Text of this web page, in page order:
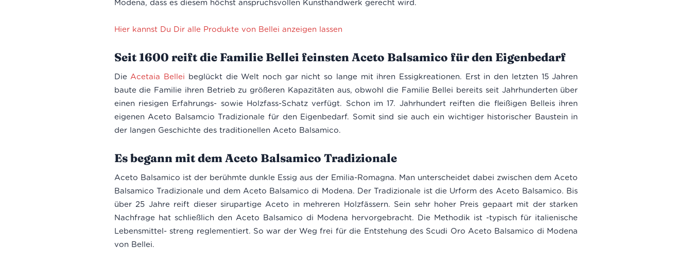
Modena, dass es diesem höchst anspruchsvollen Kunsthandwerk gerecht wird.
Hier kannst Du Dir alle Produkte von Bellei anzeigen lassen
Seit 1600 reift die Familie Bellei feinsten Aceto Balsamico für den Eigenbedarf
DieAcetaia Bellei beglückt die Welt noch gar nicht so lange mit ihren Essigkreationen. Erst in den letzten 15 Jahren
baute die Familie ihren Betrieb zu größeren Kapazitäten aus, obwohl die Familie Bellei bereits seit Jahrhunderten über
einen riesigen Erfahrungs- sowie Holzfass-Schatz verfügt. Schon im 17. Jahrhundert reiften die fleißigen Belleis ihren
eigenen Aceto Balsamcio Tradizionale für den Eigenbedarf. Somit sind sie auch ein wichtiger historischer Baustein in
der langen Geschichte des traditionellen Aceto Balsamico.
Es begann mit dem Aceto Balsamico Tradizionale
Aceto Balsamico ist der berühmte dunkle Essig aus der Emilia-Romagna. Man unterscheidet dabei zwischen dem Aceto
Balsamico Tradizionale und dem Aceto Balsamico di Modena. Der Tradizionale ist die Urform des Aceto Balsamico. Bis
über 25 Jahre reift dieser sirupartige Aceto in mehreren Holzfässern. Sein sehr hoher Preis gepaart mit der starken
Nachfrage hat schließlich den Aceto Balsamico di Modena hervorgebracht. Die Methodik ist -typisch für italienische
Lebensmittel- streng reglementiert. So war der Weg frei für die Entstehung des Scudi Oro Aceto Balsamico di Modena
von Bellei.